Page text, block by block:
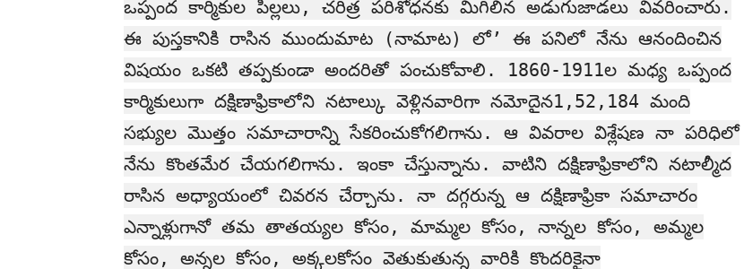
ఒప్పంద కార్మికుల పిల్లలు, చరిత్ర పరిశోధనకు మిగిలిన అడుగుజాడలు వివరించారు.
ఈ పుస్తకానికి రాసిన ముందుమాట (నామాట) లో’ ఈ పనిలో నేను ఆనందించిన
విషయం ఒకటి తప్పకుండా అందరితో పంచుకోవాలి. 1860-1911ల మధ్య ఒప్పంద
కార్మికులుగా దక్షిణాఫ్రికాలోని నటాల్కు వెళ్లినవారిగా నమోదైన1,52,184 మంది
సభ్యుల మొత్తం సమాచారాన్ని సేకరించుకోగలిగాను. ఆ వివరాల విశ్లేషణ నా పరిధిలో
నేను కొంతమేర చేయగలిగాను. ఇంకా చేస్తున్నాను. వాటిని దక్షిణాఫ్రికాలోని నటాల్మీద
రాసిన అధ్యాయంలో చివరన చేర్చాను. నా దగ్గరున్న ఆ దక్షిణాఫ్రికా సమాచారం
ఎన్నాళ్లుగానో తమ తాతయ్యల కోసం, మామ్మల కోసం, నాన్నల కోసం, అమ్మల
కోసం, అన్నల కోసం, అక్కలకోసం వెతుకుతున్న వారికి కొందరికైనా